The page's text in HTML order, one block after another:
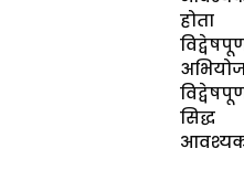
आवश्यक